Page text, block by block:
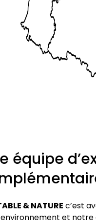
équipe
& NATURE c’est
et notre